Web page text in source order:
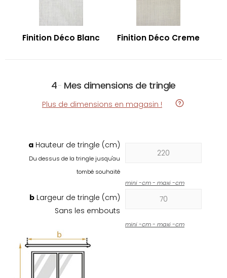
Finition Déco Blanc Finition Déco Creme
4- Mes dimensions de tringle
Plus de dimensions en magasin !
a Hauteur de tringle (cm)
Du dessus de la tringle jusqu'au
tombé souhaité
mini-cm - maxi-cm
b Largeur de tringle (cm)
Sans les embouts
mini-cm - maxi-cm